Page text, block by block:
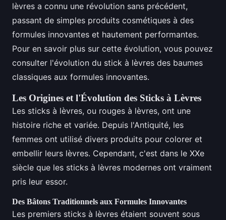
lèvres a connu une révolution sans précédent,
passant de simples produits cosmétiques à des
formules innovantes et hautement performantes.
Pour en savoir plus sur cette évolution, vous pouvez
consulter l'évolution du stick à lèvres des baumes
classiques aux formules innovantes.
Les Origines et l'Évolution des Sticks à Lèvres
Les sticks à lèvres, ou rouges à lèvres, ont une
histoire riche et variée. Depuis l'Antiquité, les
femmes ont utilisé divers produits pour colorer et
embellir leurs lèvres. Cependant, c'est dans le XXe
siècle que les sticks à lèvres modernes ont vraiment
pris leur essor.
Des Bâtons Traditionnels aux Formules Innovantes
Les premiers sticks à lèvres étaient souvent sous